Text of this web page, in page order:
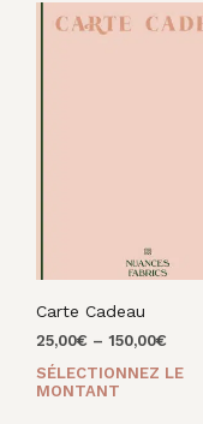
Carte Cadeau
25,00€ – 150,00€
SÉLECTIONNEZ LE
MONTANT